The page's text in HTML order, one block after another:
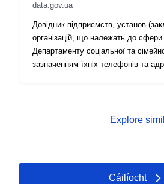
data.gov.ua
Довідник підприємств, установ
організацій, що належать до сфери
Департаменту соціальної та
зазначенням їхніх телефонів та
Explore
Cáilíocht